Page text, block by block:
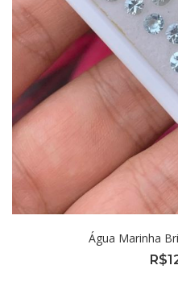
Água Marinha
R$